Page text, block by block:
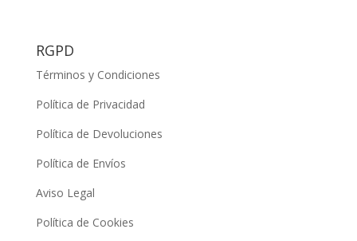
RGPD
Términos y Condiciones
Política de Privacidad
Política de Devoluciones
Política de Envíos
Aviso Legal
Política de Cookies